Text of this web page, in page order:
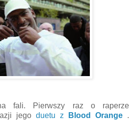
fali. Pierwszy raz o raperze
jego duetu z Blood Orange .